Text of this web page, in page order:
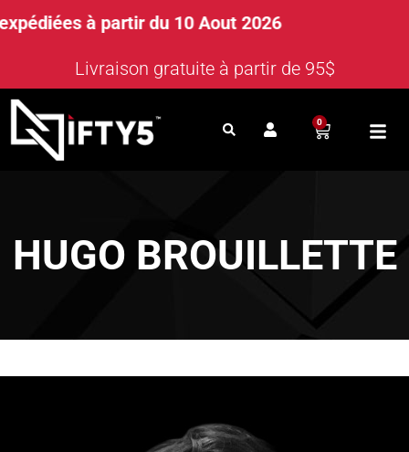
à partir du 10 Aout 2026
Livraison gratuite à partir de 95$
0
HUGO BROUILLETTE